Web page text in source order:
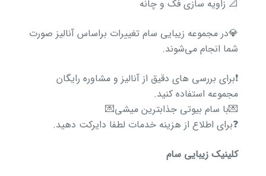
📐 زاویه سازی فک و چانه
💎در مجموعه زیبایی سام تغییرات براساس آنالیز صورت
شما انجام می‌شوند.
❗️برای بررسی های دقیق از آنالیز و مشاوره رایگان
مجموعه استفاده کنید.
💌با سام بیوتی جذابترین میشی💌
❓برای اطلاع از هزینه خدمات لطفا دایرکت دهید.
کلینیک زیبایی سام